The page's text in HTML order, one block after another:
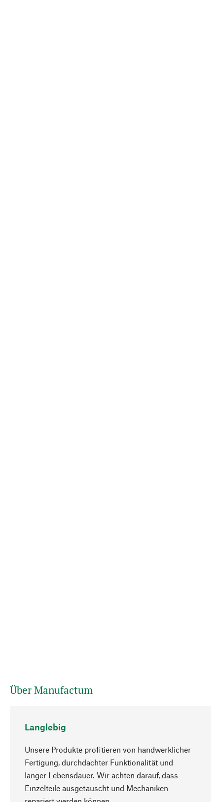
Über Manufactum
Langlebig
Unsere Produkte profitieren von handwerklicher
Fertigung, durchdachter Funktionalität und
langer Lebensdauer. Wir achten darauf, dass
Einzelteile ausgetauscht und Mechaniken